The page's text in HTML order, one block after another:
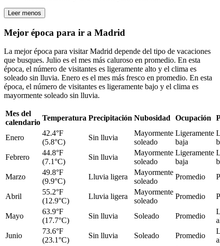
Leer menos
Mejor época para ir a Madrid
La mejor época para visitar Madrid depende del tipo de vacaciones
que busques. Julio es el mes más caluroso en promedio. En esta
época, el número de visitantes es ligeramente alto y el clima es
soleado sin lluvia. Enero es el mes más fresco en promedio. En esta
época, el número de visitantes es ligeramente bajo y el clima es
mayormente soleado sin lluvia.
Mes del
calendario
Temperatura Precipitación Nubosidad Ocupación
Enero
42.4°F
(5.8°C)
Sin lluvia
Mayormente
soleado
Ligeramente
baja
Febrero
44.8°F
(7.1°C)
Sin lluvia
Mayormente
soleado
Ligeramente
baja
Marzo
49.8°F
(9.9°C)
Lluvia ligera
Mayormente
soleado
Promedio
Abril
55.2°F
(12.9°C)
Lluvia ligera
Mayormente
soleado
Promedio
Mayo
63.9°F
(17.7°C)
Sin lluvia Soleado Promedio
Junio
73.6°F
(23.1°C)
Sin lluvia Soleado Promedio